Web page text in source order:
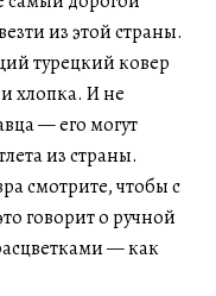
из этой страны.
турецкий ковер
хлопка. И не
— его могут
из страны.
смотрите, чтобы с
говорит о ручной
— как